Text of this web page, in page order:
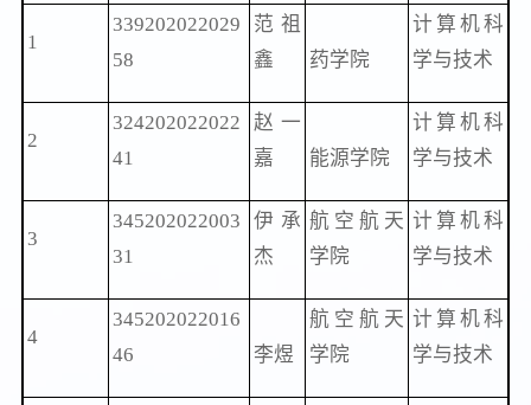
1
339202022029
58
范祖
鑫
药学院
计算机科
学与技术
2
324202022022
41
赵一
嘉
能源学院
计算机科
学与技术
3
345202022003
31
伊承
杰
航空航天
学院
计算机科
学与技术
4
345202022016
46
李煜
航空航天
学院
计算机科
学与技术